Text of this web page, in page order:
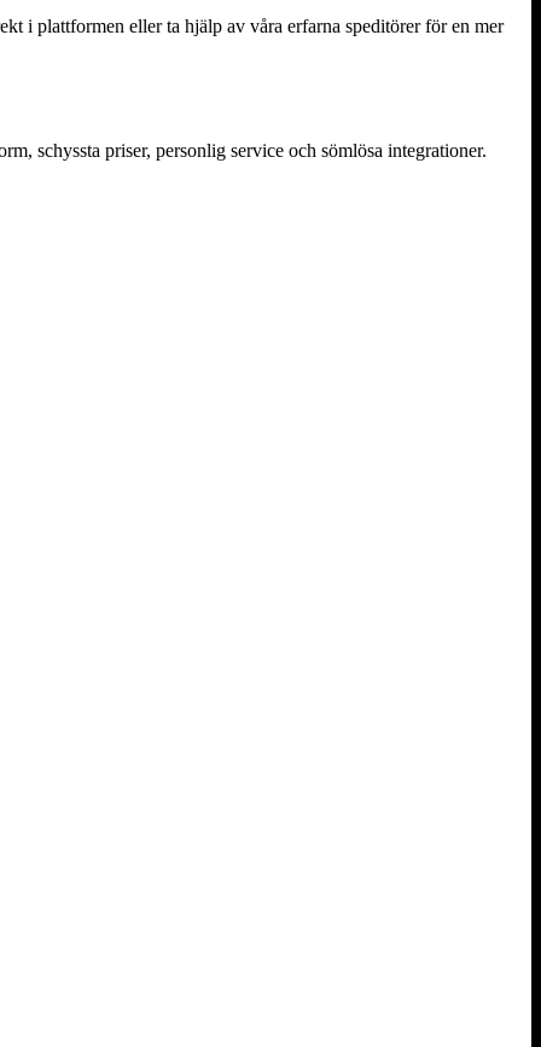
i plattformen eller ta hjälp av våra erfarna speditörer för en mer
schyssta priser, personlig service och sömlösa integrationer.